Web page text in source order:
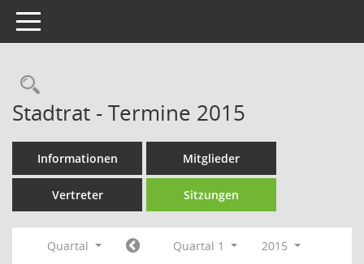
Toggle navigation
Rechercheauswahl
Stadtrat - Termine 2015
Informationen Mitglieder
Vertreter Sitzungen
Quartal Quartal 1
2015